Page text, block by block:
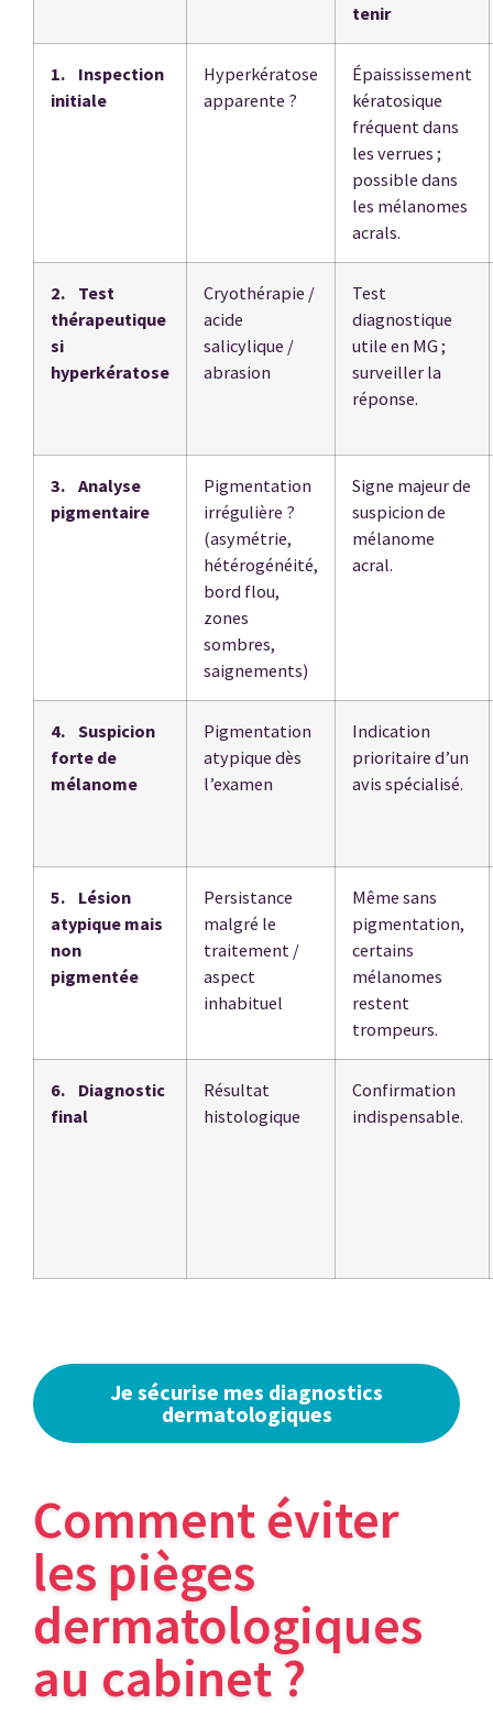
tenir
1. Inspection
initiale
Hyperkératose
apparente ?
Épaississement
kératosique
fréquent dans
les verrues ;
possible dans
les mélanomes
acrals.
2. Test
thérapeutique
si
hyperkératose
Cryothérapie /
acide
salicylique /
abrasion
Test
diagnostique
utile en MG ;
surveiller la
réponse.
3. Analyse
pigmentaire
Pigmentation
irrégulière ?
(asymétrie,
hétérogénéité,
bord flou,
zones
sombres,
saignements)
Signe majeur de
suspicion de
mélanome
acral.
4. Suspicion
forte de
mélanome
Pigmentation
atypique dès
l’examen
Indication
prioritaire d’un
avis spécialisé.
5. Lésion
atypique mais
non
pigmentée
Persistance
malgré le
traitement /
aspect
inhabituel
Même sans
pigmentation,
certains
mélanomes
restent
trompeurs.
6. Diagnostic
final
Résultat
histologique
Confirmation
indispensable.
Je sécurise mes diagnostics
dermatologiques
Comment éviter
les pièges
dermatologiques
au cabinet ?